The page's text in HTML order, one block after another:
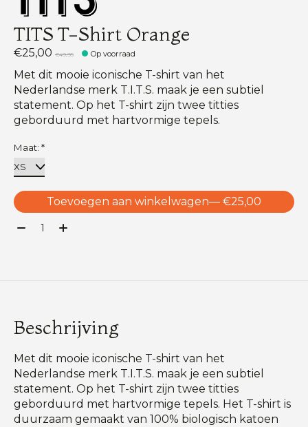
TITS T-Shirt Orange
€25,00 €49,95 Op voorraad
Met dit mooie iconische T-shirt van het
Nederlandse merk T.I.T.S. maak je een subtiel
statement. Op het T-shirt zijn twee titties
geborduurd met hartvormige tepels.
Maat: *
Toevoegen aan winkelwagen
— €25,00
Aantal:
Beschrijving
Met dit mooie iconische T-shirt van het
Nederlandse merk T.I.T.S. maak je een subtiel
statement. Op het T-shirt zijn twee titties
geborduurd met hartvormige tepels. Het T-shirt is
duurzaam gemaakt van 100% biologisch katoen